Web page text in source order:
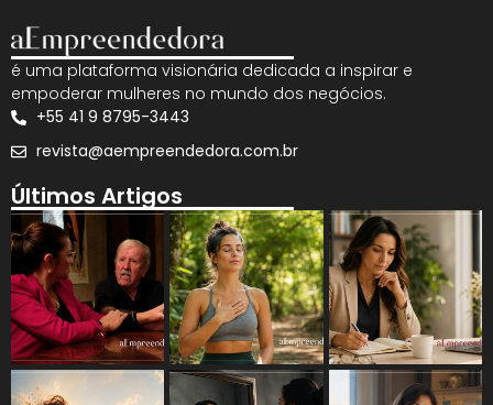
é uma plataforma visionária dedicada a inspirar e
empoderar mulheres no mundo dos negócios.
+55 41 9 8795-3443
revista@aempreendedora.com.br
Últimos Artigos